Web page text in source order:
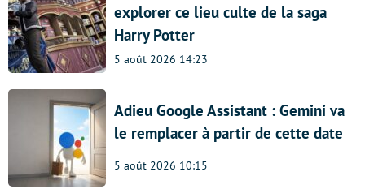
explorer ce lieu culte de la saga
Harry Potter
5 août 2026 14:23
Adieu Google Assistant : Gemini va
le remplacer à partir de cette date
5 août 2026 10:15